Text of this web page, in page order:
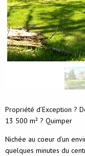
Propriété d’Exception ?
13 500 m² ? Quimper
Nichée au coeur d’un
quelques minutes du